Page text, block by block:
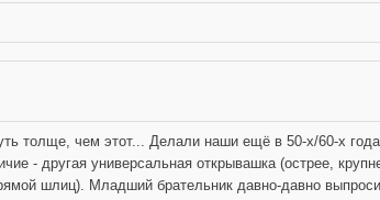
толще, чем этот... Делали наши ещё в 50-х/60-х
- другая универсальная открывашка (острее,
шлиц). Младший брательник давно-давно